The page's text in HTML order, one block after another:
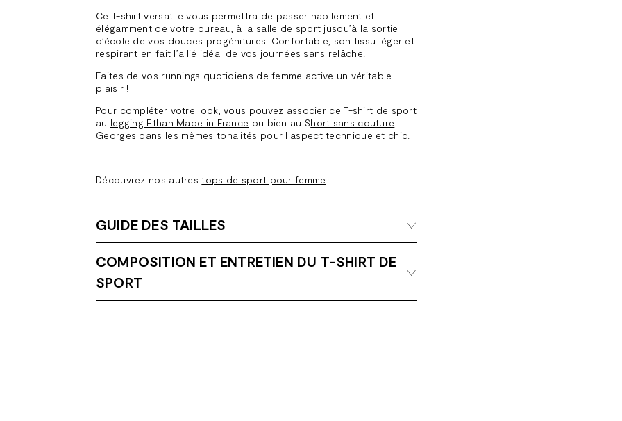
Ce T-shirt versatile vous permettra de passer habilement et
élégamment de votre bureau, à la salle de sport jusqu’à la sortie
d’école de vos douces progénitures. Confortable, son tissu léger et
respirant en fait l’allié idéal de vos journées sans relâche.
Faites de vos runnings quotidiens de femme active un véritable
plaisir !
Pour compléter votre look, vous pouvez associer ce T-shirt de sport
au legging Ethan Made in France ou bien au Short sans couture
Georges dans les mêmes tonalités pour l'aspect technique et chic.
Découvrez nos autrestops de sport pour femme
GUIDE DES TAILLES
COMPOSITION ET ENTRETIEN DU T-SHIRT DE
SPORT